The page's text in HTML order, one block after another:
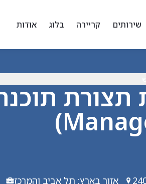
שירותים קריירה בלוג אודות
אזור בארץ: תל אביב והמרכז